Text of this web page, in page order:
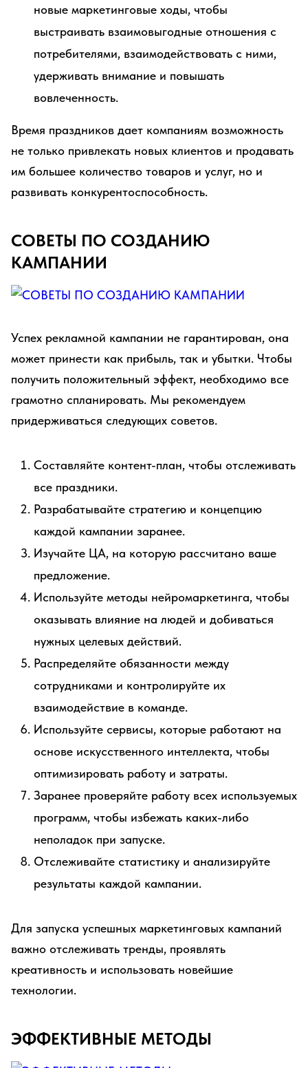
новые маркетинговые ходы, чтобы
выстраивать взаимовыгодные отношения с
потребителями, взаимодействовать с ними,
удерживать внимание и повышать
вовлеченность.
Время праздников дает компаниям возможность
не только привлекать новых клиентов и продавать
им большее количество товаров и услуг, но и
развивать конкурентоспособность.
СОВЕТЫ ПО СОЗДАНИЮ
КАМПАНИИ
Успех рекламной кампании не гарантирован, она
может принести как прибыль, так и убытки. Чтобы
получить положительный эффект, необходимо все
грамотно спланировать. Мы рекомендуем
придерживаться следующих советов.
Составляйте контент-план, чтобы отслеживать
все праздники.
Разрабатывайте стратегию и концепцию
каждой кампании заранее.
Изучайте ЦА, на которую рассчитано ваше
предложение.
Используйте методы нейромаркетинга, чтобы
оказывать влияние на людей и добиваться
нужных целевых действий.
Распределяйте обязанности между
сотрудниками и контролируйте их
взаимодействие в команде.
Используйте сервисы, которые работают на
основе искусственного интеллекта, чтобы
оптимизировать работу и затраты.
Заранее проверяйте работу всех используемых
программ, чтобы избежать каких-либо
неполадок при запуске.
Отслеживайте статистику и анализируйте
результаты каждой кампании.
Для запуска успешных маркетинговых кампаний
важно отслеживать тренды, проявлять
креативность и использовать новейшие
технологии.
ЭФФЕКТИВНЫЕ МЕТОДЫ